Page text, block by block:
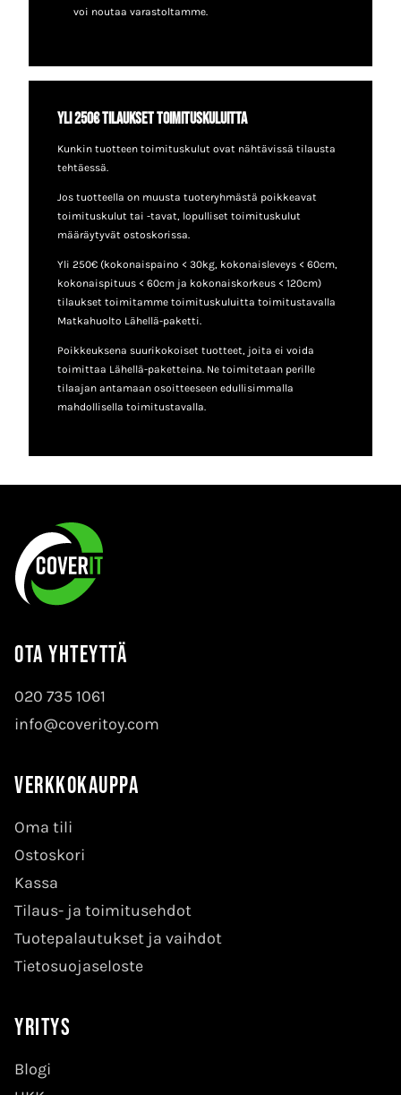
voi noutaa varastoltamme.
Yli 250€ tilaukset toimituskuluitta
Kunkin tuotteen toimituskulut ovat nähtävissä tilausta
tehtäessä.
Jos tuotteella on muusta tuoteryhmästä poikkeavat
toimituskulut tai -tavat, lopulliset toimituskulut
määräytyvät ostoskorissa.
Yli 250€ (kokonaispaino < 30kg, kokonaisleveys < 60cm,
kokonaispituus < 60cm ja kokonaiskorkeus < 120cm)
tilaukset toimitamme toimituskuluitta toimitustavalla
Matkahuolto Lähellä-paketti.
Poikkeuksena suurikokoiset tuotteet, joita ei voida
toimittaa Lähellä-paketteina. Ne toimitetaan perille
tilaajan antamaan osoitteeseen edullisimmalla
mahdollisella toimitustavalla.
Ota yhteyttä
020 735 1061
info@coveritoy.com
Verkkokauppa
Oma tili
Ostoskori
Kassa
Tilaus- ja toimitusehdot
Tuotepalautukset ja vaihdot
Tietosuojaseloste
Yritys
Blogi